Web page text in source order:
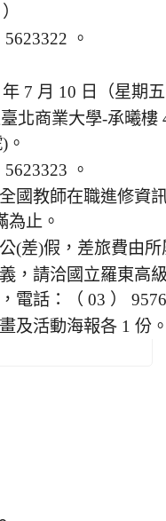
。
年 7 月 10 日（星期
北商業大學-承曦樓
。
。
國教師在職進修資
為止。
(差)假，差旅費由
，請洽國立羅東高
電話：（ 03 ）
及活動海報各 1 份